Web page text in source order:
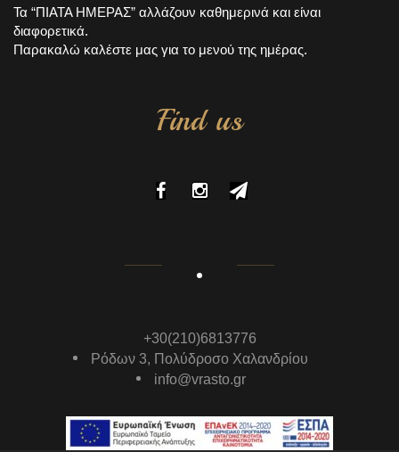
Τα “ΠΙΑΤΑ ΗΜΕΡΑΣ” αλλάζουν καθημερινά και είναι
διαφορετικά.
Παρακαλώ καλέστε μας για το μενού της ημέρας.
Find us
+30(210)6813776
Ρόδων 3, Πολύδροσο Χαλανδρίου
info@vrasto.gr